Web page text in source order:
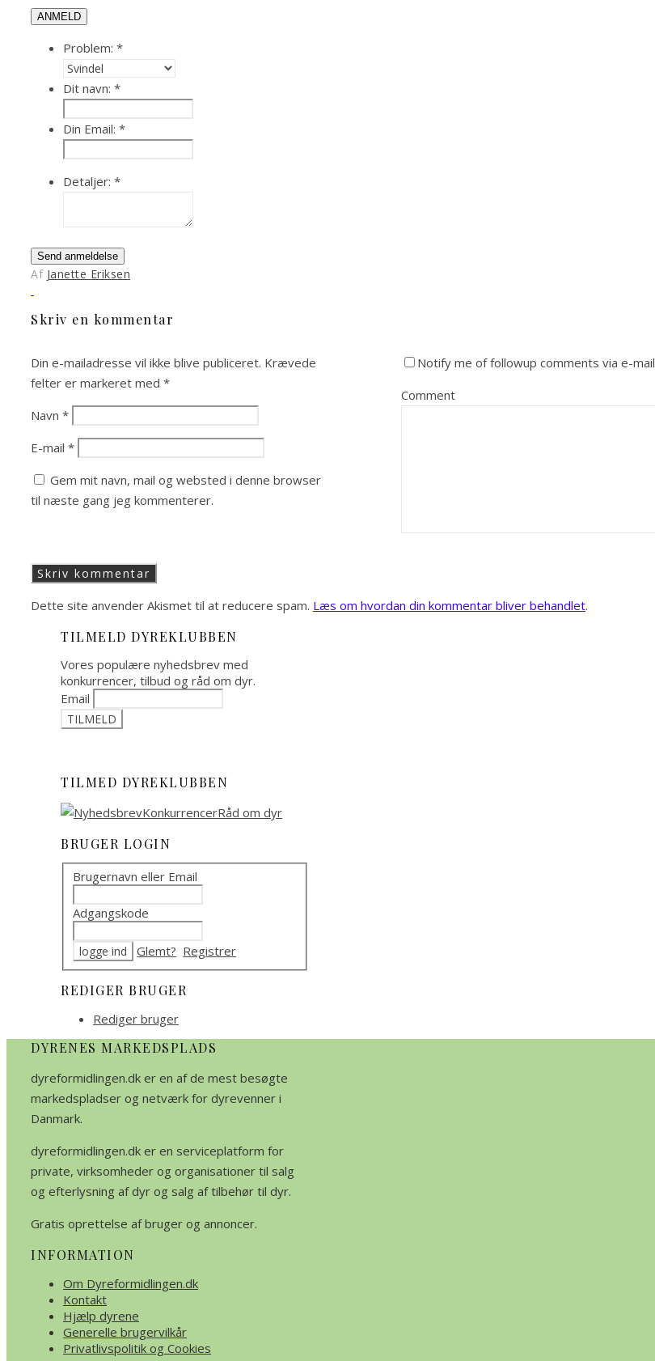
ANMELD
Problem: *
Dit navn: *
Din Email: *
Detaljer: *
Send anmeldelse
Af Janette Eriksen
Skriv en kommentar
Din e-mailadresse vil ikke blive publiceret. Krævede
felter er markeret med *
Navn *
E-mail *
Gem mit navn, mail og websted i denne browser
til næste gang jeg kommenterer.
Notify me of followup comments via e-mail
Comment
Dette site anvender Akismet til at reducere spam. Læs om hvordan din kommentar bliver behandlet.
TILMELD DYREKLUBBEN
Vores populære nyhedsbrev med
konkurrencer, tilbud og råd om dyr.
Email
TILMED DYREKLUBBEN
BRUGER LOGIN
Brugernavn eller Email
Adgangskode
Glemt? Registrer
REDIGER BRUGER
Rediger bruger
DYRENES MARKEDSPLADS
dyreformidlingen.dk er en af de mest besøgte
markedspladser og netværk for dyrevenner i
Danmark.
dyreformidlingen.dk er en serviceplatform for
private, virksomheder og organisationer til salg
og efterlysning af dyr og salg af tilbehør til dyr.
Gratis oprettelse af bruger og annoncer.
INFORMATION
Om Dyreformidlingen.dk
Kontakt
Hjælp dyrene
Generelle brugervilkår
Privatlivspolitik og Cookies